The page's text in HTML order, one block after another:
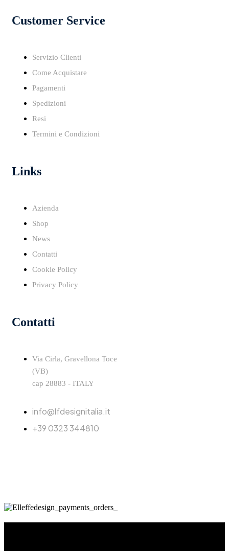
Customer Service
Servizio Clienti
Come Acquistare
Pagamenti
Spedizioni
Resi
Termini e Condizioni
Links
Azienda
Shop
News
Contatti
Cookie Policy
Privacy Policy
Contatti
Via Cirla, Gravellona Toce
(VB)
cap 28883 - ITALY
info@lfdesignitalia.it
+39 0323 344810